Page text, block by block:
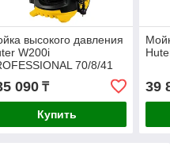
высокого давления
W200i
70/8/41
090₸
Купить
39